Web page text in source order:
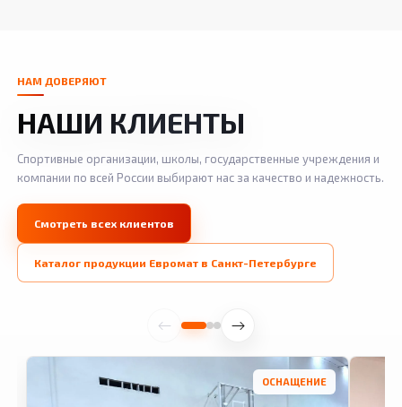
НАМ ДОВЕРЯЮТ
НАШИ КЛИЕНТЫ
Спортивные организации, школы, государственные учреждения и
компании по всей России выбирают нас за качество и надежность.
Смотреть всех клиентов
Каталог продукции Евромат в Санкт-Петербурге
ОСНАЩЕНИЕ